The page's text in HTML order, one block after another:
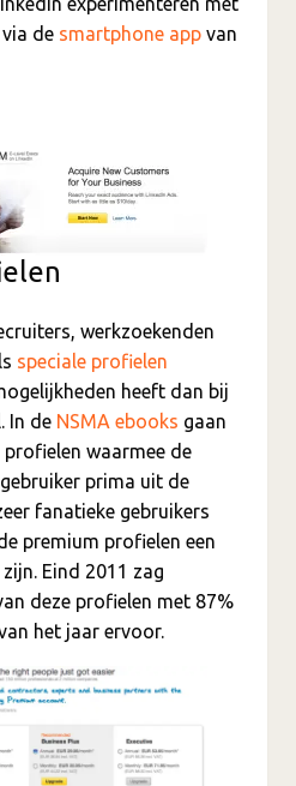
de smartphone app van
werkzoekenden
speciale profielen
heeft dan bij
In de NSMA ebooks gaan
waarmee de
prima uit de
fanatieke gebruikers
premium profielen een
Eind 2011 zag
deze profielen met 87%
het jaar ervoor.